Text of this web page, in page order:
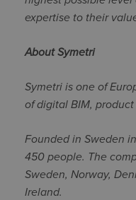
expertise to their
About Symetri
Symetri is one of
of digital BIM,
Founded in Sweden
450 people. The
Sweden, Norway,
Ireland.